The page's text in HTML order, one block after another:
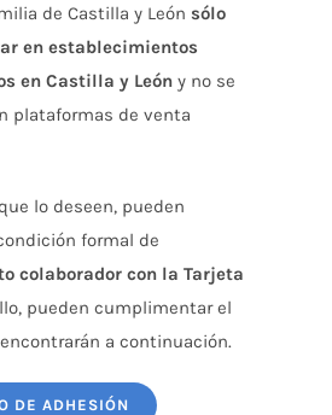
de Castilla y León sólo
en establecimientos
en Castilla y León y no se
plataformas de venta
lo deseen, pueden
formal de
colaborador con la Tarjeta
pueden cumplimentar el
a continuación.
DE ADHESIÓN